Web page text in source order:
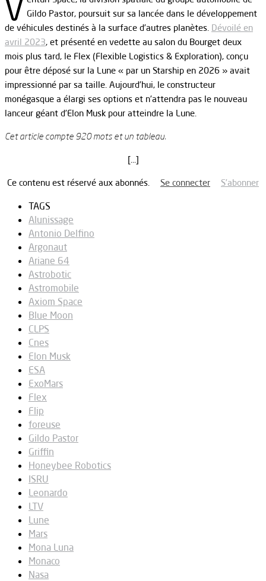
V Gildo Pastor, poursuit sur sa lancée dans le développement
de véhicules destinés à la surface d’autres planètes. Dévoilé en
avril 2023, et présenté en vedette au salon du Bourget deux
mois plus tard, le Flex (Flexible Logistics & Exploration), conçu
pour être déposé sur la Lune « par un Starship en 2026 » avait
impressionné par sa taille. Aujourd’hui, le constructeur
monégasque a élargi ses options et n’attendra pas le nouveau
lanceur géant d’Elon Musk pour atteindre la Lune.
Cet article compte 920 mots et un tableau.
[…]
Ce contenu est réservé aux abonnés. Se connecter S’abonner
TAGS
Alunissage
Antonio Delfino
Argonaut
Ariane 64
Astrobotic
Astromobile
Axiom Space
Blue Moon
CLPS
Cnes
Elon Musk
ESA
ExoMars
Flex
Flip
foreuse
Gildo Pastor
Griffin
Honeybee Robotics
ISRU
Leonardo
LTV
Lune
Mars
Mona Luna
Monaco
Nasa